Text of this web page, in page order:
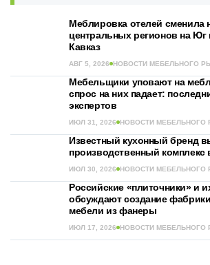
Меблировка отелей сменила
центральных регионов на
Кавказ
АВГ 5, 2026 НОВОСТИ МЕБЕЛЬНОГО
Мебельщики уповают на
спрос на них падает:
экспертов
ИЮЛ 31, 2026 НОВОСТИ МЕБЕЛЬНОГО
Известный кухонный бренд
производственный комплекс
ИЮЛ 30, 2026 НОВОСТИ МЕБЕЛЬНОГО
Российские «плиточники» и
обсуждают создание
мебели из фанеры
ИЮЛ 17, 2026 НОВОСТИ МЕБЕЛЬНОГО